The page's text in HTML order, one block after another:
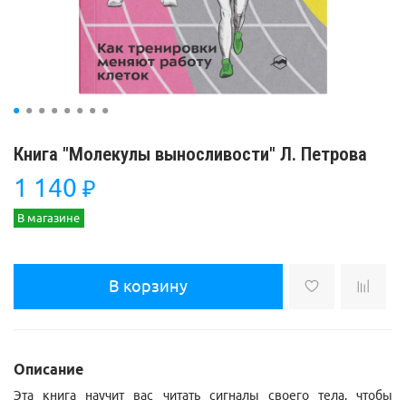
Книга "Молекулы выносливости" Л. Петрова
1 140 ₽
В магазине
В корзину
Описание
Эта книга научит вас читать сигналы своего тела, чтобы